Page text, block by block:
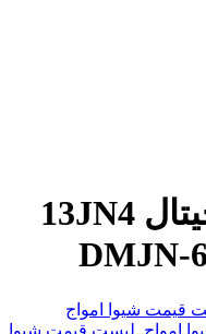
سوپر کنترل فاز دیجیتال 13JN4
قیمت شیوا امواج
امواج, لیست قیمت شیوا